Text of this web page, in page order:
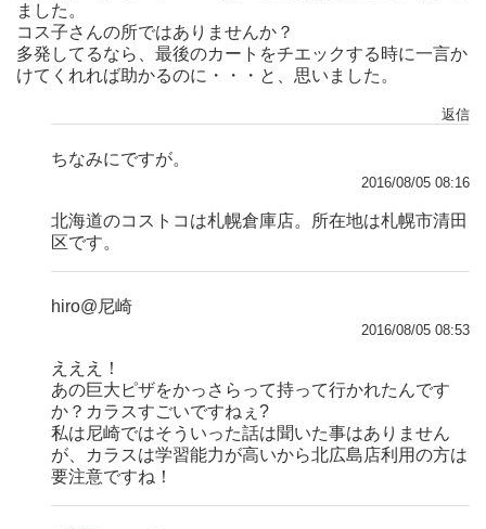
ました。
コス子さんの所ではありませんか？
多発してるなら、最後のカートをチエックする時に一言か
けてくれれば助かるのに・・・と、思いました。
返信
ちなみにですが。
2016/08/05 08:16
北海道のコストコは札幌倉庫店。所在地は札幌市清田
区です。
hiro@尼崎
2016/08/05 08:53
えええ！
あの巨大ピザをかっさらって持って行かれたんです
か？カラスすごいですねぇ?
私は尼崎ではそういった話は聞いた事はありません
が、カラスは学習能力が高いから北広島店利用の方は
要注意ですね！